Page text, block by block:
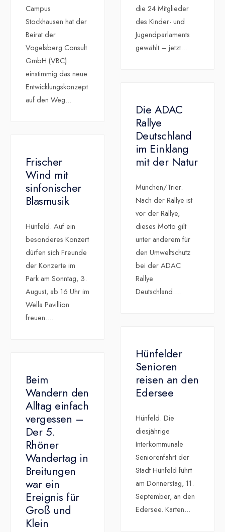
Campus
Stockhausen hat der
Beirat der
Vogelsberg Consult
GmbH (VBC)
einstimmig das neue
Entwicklungskonzept
auf den Weg...
die 24 Mitglieder
des Kinder- und
Jugendparlaments
gewählt – jetzt...
Die ADAC
Rallye
Deutschland
im Einklang
mit der Natur
München/Trier.
Nach der Rallye ist
vor der Rallye,
dieses Motto gilt
unter anderem für
den Umweltschutz
bei der ADAC
Rallye
Deutschland....
Frischer
Wind mit
sinfonischer
Blasmusik
Hünfeld. Auf ein
besonderes Konzert
dürfen sich Freunde
der Konzerte im
Park am Sonntag, 3.
August, ab 16 Uhr im
Wella Pavillion
freuen....
Hünfelder
Senioren
reisen an den
Edersee
Hünfeld. Die
diesjährige
Interkommunale
Seniorenfahrt der
Stadt Hünfeld führt
am Donnerstag, 11.
September, an den
Edersee. Karten...
Beim
Wandern den
Alltag einfach
vergessen –
Der 5.
Rhöner
Wandertag in
Breitungen
war ein
Ereignis für
Groß und
Klein